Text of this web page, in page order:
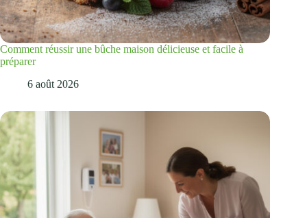
Comment réussir une bûche maison délicieuse et facile à
préparer
6 août 2026